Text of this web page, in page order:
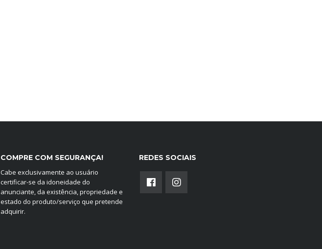
COMPRE COM SEGURANÇA!
Cabe exclusivamente ao usuário
certificar-se da idoneidade do
anunciante, da existência, propriedade e
estado do produto/serviço que pretende
adquirir.
REDES SOCIAIS